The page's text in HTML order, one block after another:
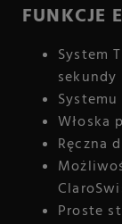
FUNKCJE
System
sekundy
Włoska
Ręczna
Proste